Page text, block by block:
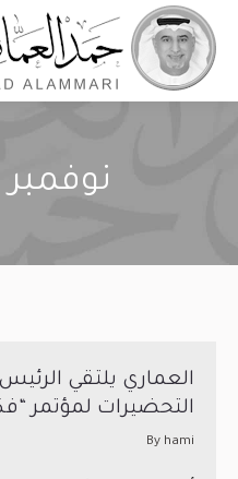
نوفمبر 25, 2010
العماري يلتقي
التحضيرات لمؤتمر
By hami